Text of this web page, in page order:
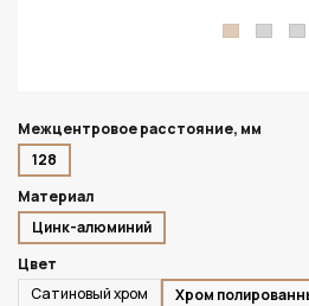
Межцентровое расстояние, мм
128
Материал
Цинк-алюминий
Цвет
Сатиновый хром
Хром